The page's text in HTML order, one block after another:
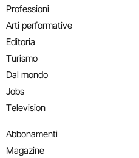
Professioni
Arti performative
Editoria
Turismo
Dal mondo
Jobs
Television
Abbonamenti
Magazine